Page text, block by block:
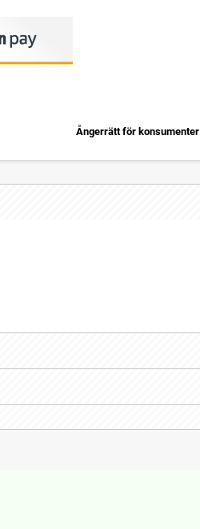
Ångerrätt för konsumenter